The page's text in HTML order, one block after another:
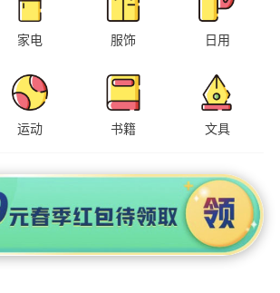
家电 服饰 日用
运动 书籍 文具